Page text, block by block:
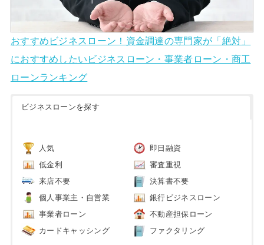
おすすめビジネスローン！資金調達の専門家が「絶対」
におすすめしたいビジネスローン・事業者ローン・商工
ローンランキング
ビジネスローンを探す
人気 即日融資
低金利 審査重視
来店不要 決算書不要
個人事業主・自営業 銀行ビジネスローン
事業者ローン 不動産担保ローン
カードキャッシング ファクタリング